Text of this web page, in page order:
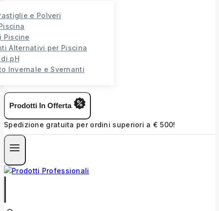
e Polveri
Piscine
Alternativi per Piscina
pH
Invernale e Svernanti
Prodotti In Offerta
Spedizione gratuita per ordini superiori a € 500!